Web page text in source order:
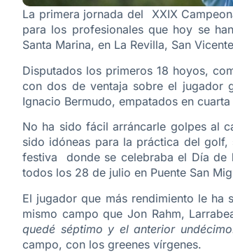
La primera jornada del XXIX
para los profesionales que hoy se
Santa Marina, en La Revilla, San
Disputados los primeros 18 hoyos,
con dos de ventaja sobre el jugador
Ignacio Bermudo, empatados en
No ha sido fácil arráncarle golpes al
sido idóneas para la práctica del
festiva donde se celebraba el Día de
todos los 28 de julio en Puente San
El jugador que más rendimiento le
mismo campo que Jon Rahm,
quedé séptimo y el anterior
campo, con los greenes vírgenes.